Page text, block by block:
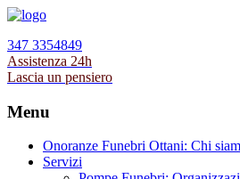
347 3354849
Assistenza 24h
Lascia un pensiero
Menu
Onoranze Funebri Ottani: Chi
Servizi